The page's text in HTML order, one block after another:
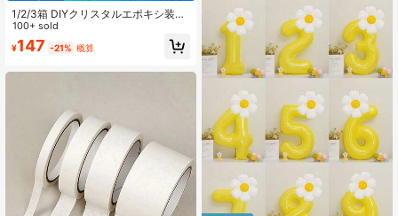
1/2/3箱 DIYクリスタルエポキシ装飾
素材、ゴールド/シルバーカラー箔
紙、ネイルアート装飾フラグメント
ネイルチャーム
100+ sold
¥147 -21% 概算
ボックス、ポップコーン、フレンチ
フライ、キャンディー、デザートに
適し、誕生日パーティー、お祝いの
集まり、女の子のパーティー、ホリ
デーのお祝い、ブライダルシャワ
ー、パーティーの記念品、食品包装
用品、丈夫で軽量なパーティーアク
セサリー、多目的スナックとデザー
トコンテナ